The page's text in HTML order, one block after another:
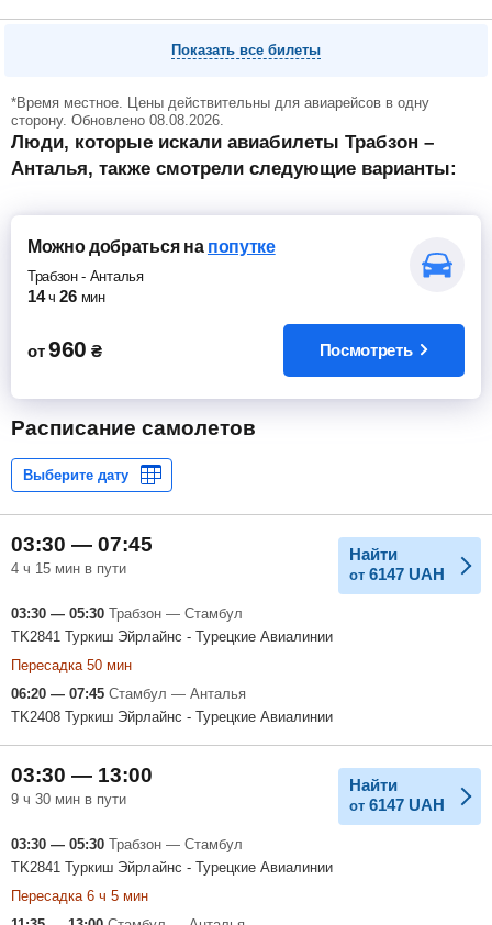
Показать все билеты
*Время местное. Цены действительны для авиарейсов в одну
сторону. Обновлено 08.08.2026.
Люди, которые искали авиабилеты Трабзон –
Анталья, также смотрели следующие варианты:
Можно добратьсяна попутке
Трабзон- Анталья
14 ч 26 мин
от 960 ₴ Посмотреть
Расписание самолетов
03:30 — 07:45
4 ч 15 мин в пути
Найти
от 6147 UAH
03:30 — 05:30 Трабзон — Стамбул
TK2841 Туркиш Эйрлайнс - Турецкие Авиалинии
Пересадка 50 мин
06:20 — 07:45 Стамбул — Анталья
TK2408 Туркиш Эйрлайнс - Турецкие Авиалинии
03:30 — 13:00
9 ч 30 мин в пути
Найти
от 6147 UAH
03:30 — 05:30 Трабзон — Стамбул
TK2841 Туркиш Эйрлайнс - Турецкие Авиалинии
Пересадка 6 ч 5 мин